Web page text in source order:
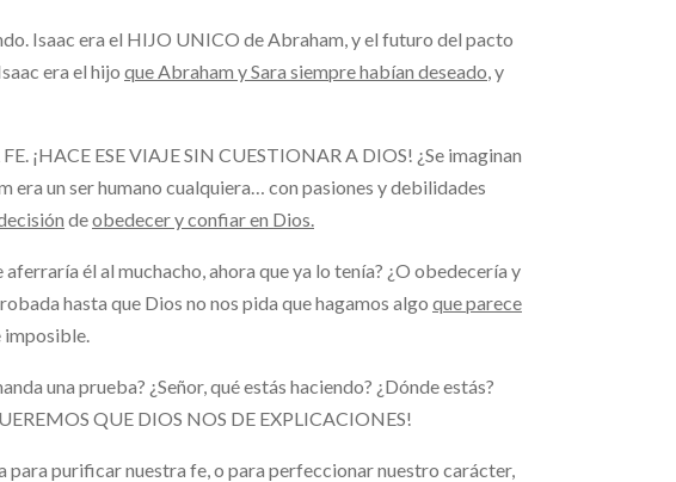
Isaac era el HIJO UNICO de Abraham, y el futuro del pacto
era el hijo que Abraham y Sara siempre habían deseado, y
¡HACE ESE VIAJE SIN CUESTIONAR A DIOS! ¿Se imaginan
era un ser humano cualquiera… con pasiones y debilidades
deobedecer y confiar en Dios.
él al muchacho, ahora que ya lo tenía? ¿O obedecería y
hasta que Dios no nos pida que hagamos algo que parece
imposible.
una prueba? ¿Señor, qué estás haciendo? ¿Dónde estás?
QUE DIOS NOS DE EXPLICACIONES!
para purificar nuestra fe, o para perfeccionar nuestro carácter,